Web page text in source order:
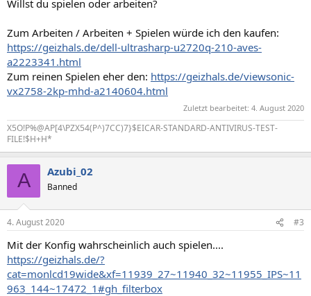
Willst du spielen oder arbeiten?
Zum Arbeiten / Arbeiten + Spielen würde ich den kaufen:
https://geizhals.de/dell-ultrasharp-u2720q-210-aves-
a2223341.html
Zum reinen Spielen eher den: https://geizhals.de/viewsonic-
vx2758-2kp-mhd-a2140604.html
Zuletzt bearbeitet: 4. August 2020
X5O!P%@AP[4\PZX54(P^)7CC)7}$EICAR-STANDARD-ANTIVIRUS-TEST-
FILE!$H+H*
A Azubi_02
Banned
4. August 2020 #3
Mit der Konfig wahrscheinlich auch spielen....
https://geizhals.de/?
cat=monlcd19wide&xf=11939_27~11940_32~11955_IPS~11
963_144~17472_1#gh_filterbox